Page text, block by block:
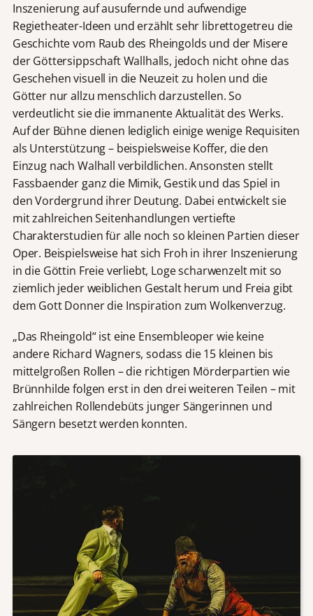
Inszenierung auf ausufernde und aufwendige
Regietheater-Ideen und erzählt sehr librettogetreu die
Geschichte vom Raub des Rheingolds und der Misere
der Göttersippschaft Wallhalls, jedoch nicht ohne das
Geschehen visuell in die Neuzeit zu holen und die
Götter nur allzu menschlich darzustellen. So
verdeutlicht sie die immanente Aktualität des Werks.
Auf der Bühne dienen lediglich einige wenige Requisiten
als Unterstützung – beispielsweise Koffer, die den
Einzug nach Walhall verbildlichen. Ansonsten stellt
Fassbaender ganz die Mimik, Gestik und das Spiel in
den Vordergrund ihrer Deutung. Dabei entwickelt sie
mit zahlreichen Seitenhandlungen vertiefte
Charakterstudien für alle noch so kleinen Partien dieser
Oper. Beispielsweise hat sich Froh in ihrer Inszenierung
in die Göttin Freie verliebt, Loge scharwenzelt mit so
ziemlich jeder weiblichen Gestalt herum und Freia gibt
dem Gott Donner die Inspiration zum Wolkenverzug.
„Das Rheingold“ ist eine Ensembleoper wie keine
andere Richard Wagners, sodass die 15 kleinen bis
mittelgroßen Rollen – die richtigen Mörderpartien wie
Brünnhilde folgen erst in den drei weiteren Teilen – mit
zahlreichen Rollendebüts junger Sängerinnen und
Sängern besetzt werden konnten.